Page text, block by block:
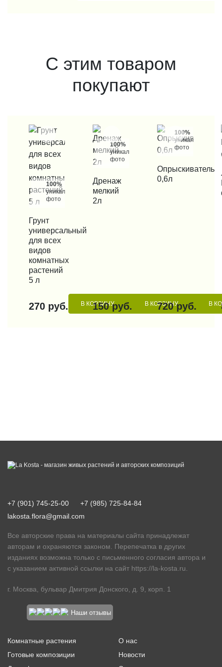
С этим товаром
покупают
100%
уникальные
фото
КУПИТЬ В 1 КЛИК
Грунт
универсальный
для всех
видов
комнатных
растений
5 л
270 руб. В КОРЗИНУ
100%
уникальные
фото
КУПИТЬ В 1 КЛИК
Дренаж
мелкий
2л
150 руб. В КОРЗИНУ
100%
уникальные
фото
КУПИТЬ В 1 КЛИК
Опрыскиватель
0,6л
720 руб. В
+7 (901) 745-25-00
+7 (985) 725-84-84
lakosta.flora@gmail.com
Все авторские права на материалы сайта принадлежат
авторам и охраняются законом. Перепечатка в других
изданиях возможна только с письменного согласия автора и
с указанием активной ссылки на сайт https://la-kosta.ru
г. Москва, бульвар Дмитрия Донского, д. 9, корп. 1
Наши отзывы
Комнатные растения
Готовые композиции
О нас
Новости